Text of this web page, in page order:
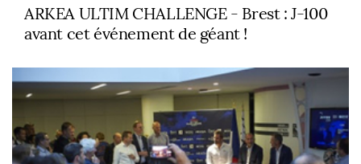
ARKEA ULTIM CHALLENGE - Brest : J-100
avant cet événement de géant !